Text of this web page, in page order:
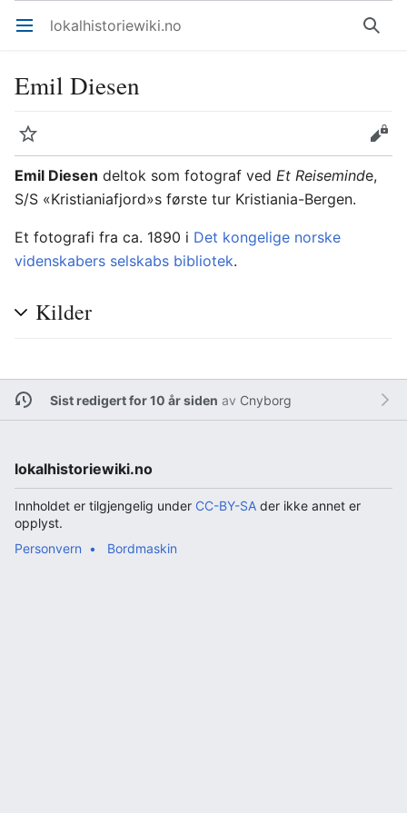
Åpne hovedmenyen lokalhistoriewiki.no Søk
Emil Diesen
Overvåk
Rediger
Emil Diesen deltok som fotograf ved Et Reiseminde,
S/S «Kristianiafjord»s første tur Kristiania-Bergen.
Et fotografi fra ca. 1890 i Det kongelige norske
videnskabers selskabs bibliotek.
Kilder
Sist redigert for 10 år siden av Cnyborg
lokalhistoriewiki.no
Innholdet er tilgjengelig under CC-BY-SA der ikke annet er
opplyst.
Personvern
Bordmaskin